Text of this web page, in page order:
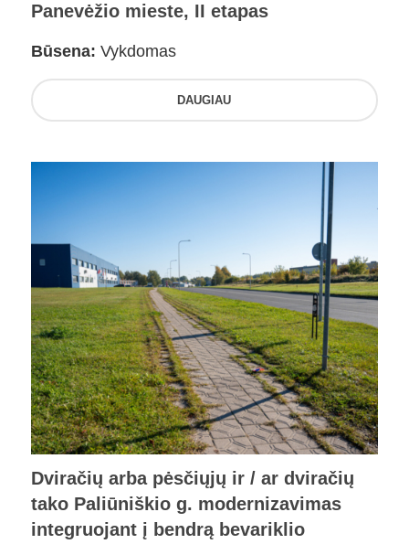
Panevėžio mieste, II etapas
Būsena: Vykdomas
DAUGIAU
Dviračių arba pėsčiųjų ir / ar dviračių
tako Paliūniškio g. modernizavimas
integruojant į bendrą bevariklio